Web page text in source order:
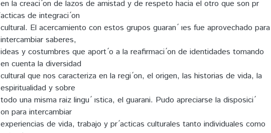
en la creaci ́on de lazos de amistad y de respeto hacia el otro que son pr
́acticas de integraci ́on
cultural. El acercamiento con estos grupos guaran ́ ıes fue aprovechado para
intercambiar saberes,
ideas y costumbres que aport ́o a la reafirmaci ́on de identidades tomando
en cuenta la diversidad
cultural que nos caracteriza en la regi ́on, el origen, las historias de vida, la
espiritualidad y sobre
todo una misma raiz lingu ́ ıstica, el guarani. Pudo apreciarse la disposici ́
on para intercambiar
experiencias de vida, trabajo y pr ́acticas culturales tanto individuales como